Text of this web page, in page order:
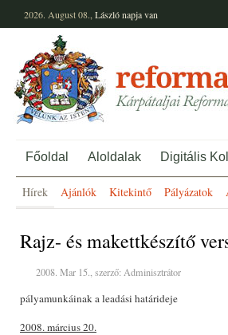
2026. August 08., Lászlónapja van
Főoldal Aloldalak Digitális
Hírek Ajánlók Kitekintő Pályázatok
Rajz- és makettkészítő
2008. Mar 15., szerző: Adminisztrátor
pályamunkáinak a leadási határideje
2008. március 20.